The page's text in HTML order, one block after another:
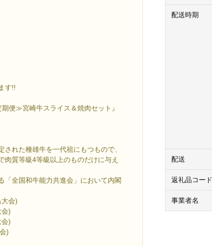
す!!
便≫宮崎牛スライス＆焼肉セット』
れた種雄牛を一代祖にもつもので、
肉質等級4等級以上のものだけに与え
「全国和牛能力共進会」において内閣
会)
)
)
)
配送時期
配送
返礼品コード
事業者名